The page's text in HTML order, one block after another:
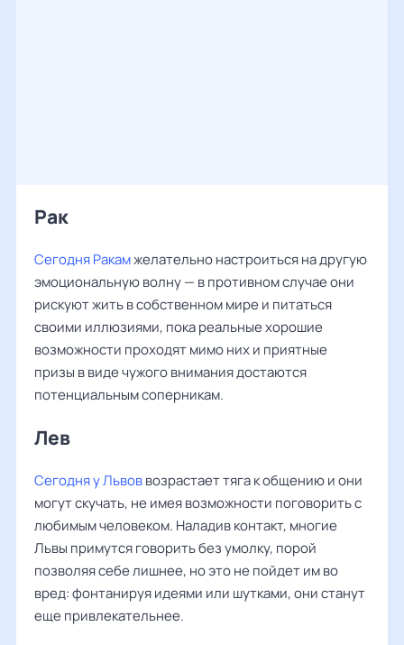
Рак ‌‌
Сегодня Ракамжелательно настроиться на другую
эмоциональную волну — в противном случае они
рискуют жить в собственном мире и питаться
своими иллюзиями, пока реальные хорошие
возможности проходят мимо них и приятные
призы в виде чужого внимания достаются
потенциальным соперникам.
Лев ‌‌
Сегодня у Львоввозрастает тяга к общению и они
могут скучать, не имея возможности поговорить с
любимым человеком. Наладив контакт, многие
Львы примутся говорить без умолку, порой
позволяя себе лишнее, но это не пойдет им во
вред: фонтанируя идеями или шутками, они станут
еще привлекательнее.